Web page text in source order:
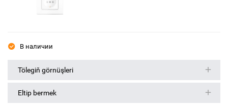
В наличии
Tölegiň görnüşleri
Eltip bermek